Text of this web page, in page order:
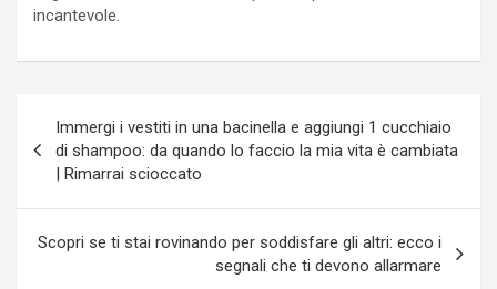
incantevole.
articoli
Immergi i vestiti in una bacinella e aggiungi 1 cucchiaio
di shampoo: da quando lo faccio la mia vita è cambiata
| Rimarrai scioccato
Scopri se ti stai rovinando per soddisfare gli altri: ecco i
segnali che ti devono allarmare